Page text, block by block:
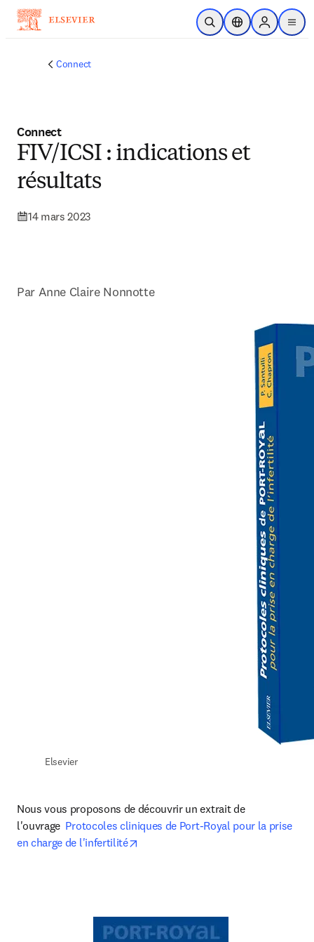
Passer au contenu principal
Ouvrir la recherche
Sélecteur de
Sign in to
menu
Connect
Connect
FIV/ICSI : indications et
résultats
14 mars 2023
Par Anne Claire Nonnotte
Elsevier
Nous vous proposons de découvrir un extrait de
l'ouvrage Protocoles cliniques de Port-Royal pour la prise
en charge de l'infertilité